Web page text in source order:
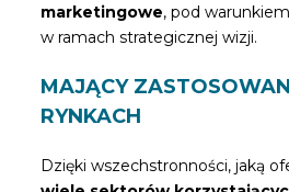
marketingowe, pod
w ramach strategicznej wizji.
MAJĄCY
RYNKACH
Dzięki wszechstronności, jaką